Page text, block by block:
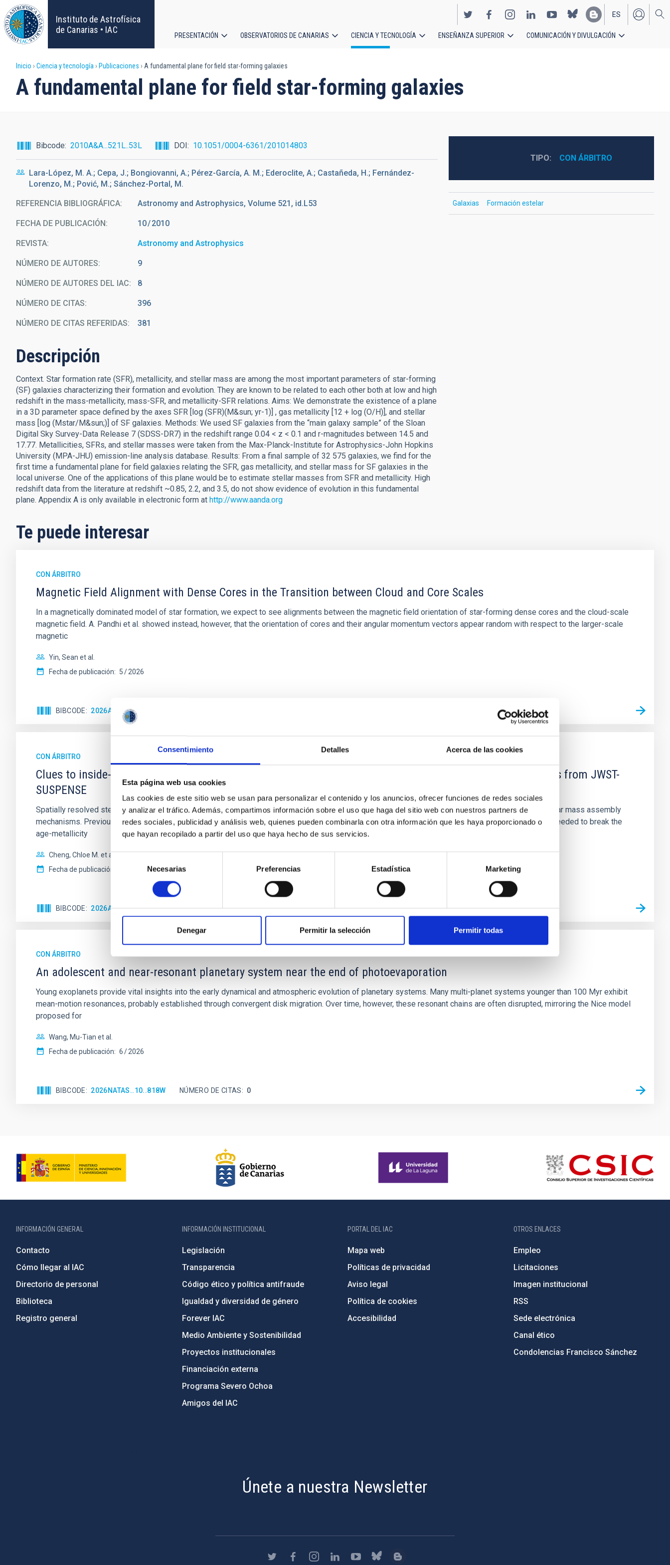
Consentimiento Detalles Acerca de las cookies
Esta página web usa cookies
Las cookies de este sitio web se usan para personalizar el contenido y los anuncios, ofrecer funciones de redes sociales
y analizar el tráfico. Además, compartimos información sobre el uso que haga del sitio web con nuestros partners de
redes sociales, publicidad y análisis web, quienes pueden combinarla con otra información que les haya proporcionado o
que hayan recopilado a partir del uso que haya hecho de sus servicios.
Selección
de
consentimiento
Necesarias Preferencias Estadística Marketing
Denegar Permitir la selección Permitir todas
Pasar
al
contenido
principal
Instituto de Astrofísica
de Canarias • IAC
EN
ES
principal
PRESENTACIÓN OBSERVATORIOS DE CANARIAS CIENCIA Y TECNOLOGÍA ENSEÑANZA SUPERIOR COMUNICACIÓN Y DIVULGACIÓN
Sobrescribir
enlaces
ayuda
a
navegación
Inicio Ciencia y tecnología Publicaciones A fundamental plane for field star-forming galaxies
A fundamental plane for field star-forming galaxies
Bibcode 2010A&A...521L..53L DOI 10.1051/0004-6361/201014803
Lara-López, M. A.; Cepa, J.; Bongiovanni, A.; Pérez-García, A. M.; Ederoclite, A.; Castañeda, H.; Fernández-
Lorenzo, M.; Pović, M.; Sánchez-Portal, M.
REFERENCIA BIBLIOGRÁFICA Astronomy and Astrophysics, Volume 521, id.L53
FECHA DE PUBLICACIÓN: 10 2010
REVISTA Astronomy and Astrophysics
NÚMERO DE AUTORES 9
NÚMERO DE AUTORES DEL IAC 8
NÚMERO DE CITAS 396
NÚMERO DE CITAS REFERIDAS 381
Descripción
Context. Star formation rate (SFR), metallicity, and stellar mass are among the most important parameters of star-forming
(SF) galaxies characterizing their formation and evolution. They are known to be related to each other both at low and high
redshift in the mass-metallicity, mass-SFR, and metallicity-SFR relations. Aims: We demonstrate the existence of a plane
in a 3D parameter space defined by the axes SFR [log (SFR)(M&sun; yr-1)] , gas metallicity [12 + log (O/H)], and stellar
mass [log (Mstar/M&sun;)] of SF galaxies. Methods: We used SF galaxies from the “main galaxy sample” of the Sloan
Digital Sky Survey-Data Release 7 (SDSS-DR7) in the redshift range 0.04 < z < 0.1 and r-magnitudes between 14.5 and
17.77. Metallicities, SFRs, and stellar masses were taken from the Max-Planck-Institute for Astrophysics-John Hopkins
University (MPA-JHU) emission-line analysis database. Results: From a final sample of 32 575 galaxies, we find for the
first time a fundamental plane for field galaxies relating the SFR, gas metallicity, and stellar mass for SF galaxies in the
local universe. One of the applications of this plane would be to estimate stellar masses from SFR and metallicity. High
redshift data from the literature at redshift ~0.85, 2.2, and 3.5, do not show evidence of evolution in this fundamental
plane. Appendix A is only available in electronic form at http://www.aanda.org
TIPO CON ÁRBITRO
Galaxias Formación estelar
Te puede interesar
CON ÁRBITRO
Magnetic Field Alignment with Dense Cores in the Transition between Cloud and Core Scales
In a magnetically dominated model of star formation, we expect to see alignments between the magnetic field orientation of star-forming dense cores and the cloud-scale
magnetic field. A. Pandhi et al. showed instead, however, that the orientation of cores and their angular momentum vectors appear random with respect to the larger-scale
magnetic
Yin, Sean et al.
Fecha de publicación: 5 2026
BIBCODE 2026APJ..1003...83Y
CON ÁRBITRO
Clues to inside-out quenching in quiescent galaxies at 1.2 ≲ z ≲ 2.2: Age, Fe-, and Mg-abundance gradients from JWST-
SUSPENSE
Spatially resolved stellar populations of massive quiescent galaxies at cosmic noon provide powerful insights into star-formation quenching and stellar mass assembly
mechanisms. Previous photometric studies have revealed that the cores of these galaxies are redder than their outskirts. However, spectroscopy is needed to break the
age-metallicity
Cheng, Chloe M. et al.
Fecha de publicación:
BIBCODE 2026A&A...710A.158C NÚMERO DE CITAS 7
CON ÁRBITRO
An adolescent and near-resonant planetary system near the end of photoevaporation
Young exoplanets provide vital insights into the early dynamical and atmospheric evolution of planetary systems. Many multi-planet systems younger than 100 Myr exhibit
mean-motion resonances, probably established through convergent disk migration. Over time, however, these resonant chains are often disrupted, mirroring the Nice model
proposed for
Wang, Mu-Tian et al.
Fecha de publicación: 6 2026
BIBCODE 2026NATAS..10..818W NÚMERO DE CITAS 0
INFORMACIÓN GENERAL
Contacto
Cómo llegar al IAC
Directorio de personal
Biblioteca
Registro general
INFORMACIÓN INSTITUCIONAL
Legislación
Transparencia
Código ético y política antifraude
Igualdad y diversidad de género
Forever IAC
Medio Ambiente y Sostenibilidad
Proyectos institucionales
Financiación externa
Programa Severo Ochoa
Amigos del IAC
PORTAL DEL IAC
Mapa web
Políticas de privacidad
Aviso legal
Política de cookies
Accesibilidad
OTROS ENLACES
Empleo
Licitaciones
Imagen institucional
RSS
Sede electrónica
Canal ético
Condolencias Francisco Sánchez
Únete a nuestra Newsletter